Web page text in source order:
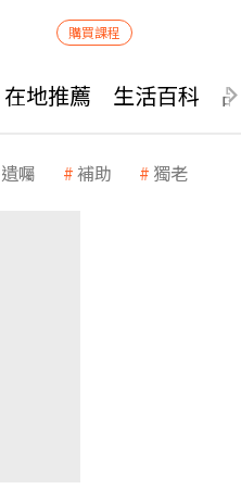
購買課程
在地推薦 生活百科
囑 補助 獨老